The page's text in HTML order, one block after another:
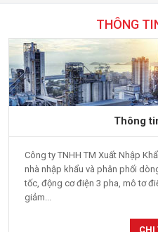
THÔNG
Thông
Công ty TNHH TM Xuất Nhập
nhà nhập khẩu và phân phối
tốc, động cơ điện 3 pha, mô tơ
giảm...
CHI